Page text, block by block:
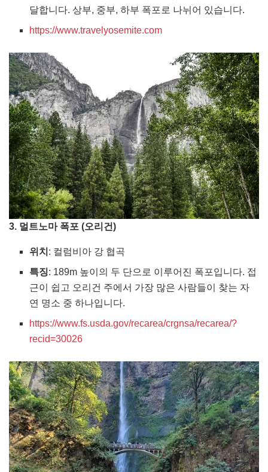
달합니다. 상부, 중부, 하부 폭포로 나뉘어 있습니다.
https://www.travelyosemite.com
3. 멀트노마 폭포 (오리건)
위치 : 컬럼비아 강 협곡
특징: 189m 높이의 두 단으로 이루어진 폭포입니다. 접
근이 쉽고 오리건 주에서 가장 많은 사람들이 찾는 자
연 명소 중 하나입니다.
https://www.fs.usda.gov/recarea/crgnsa/recarea/?
recid=30026